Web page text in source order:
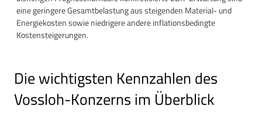
eine geringere Gesamtbelastung aus steigenden Material- und
Energiekosten sowie niedrigere andere inflationsbedingte
Kostensteigerungen.
Die wichtigsten Kennzahlen des
Vossloh-Konzerns im Überblick